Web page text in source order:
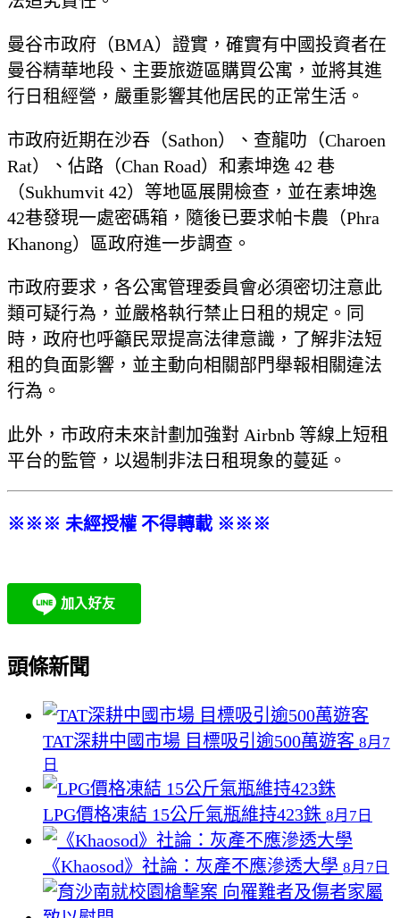
曼谷市政府（BMA）證實，確實有中國投資者在
曼谷精華地段、主要旅遊區購買公寓，並將其進
行日租經營，嚴重影響其他居民的正常生活。
市政府近期在沙吞（Sathon）、查龍叻（Charoen
Rat）、佔路（Chan Road）和素坤逸 42 巷
（Sukhumvit 42）等地區展開檢查，並在素坤逸
42巷發現一處密碼箱，隨後已要求帕卡農（Phra
Khanong）區政府進一步調查。
市政府要求，各公寓管理委員會必須密切注意此
類可疑行為，並嚴格執行禁止日租的規定。同
時，政府也呼籲民眾提高法律意識，了解非法短
租的負面影響，並主動向相關部門舉報相關違法
行為。
此外，市政府未來計劃加強對 Airbnb 等線上短租
平台的監管，以遏制非法日租現象的蔓延。
※※※ 未經授權 不得轉載 ※※※
頭條新聞
TAT深耕中國市場 目標吸引逾500萬遊客 8月7
日
LPG價格凍結 15公斤氣瓶維持423銖 8月7日
《Khaosod》社論：灰產不應滲透大學 8月7日